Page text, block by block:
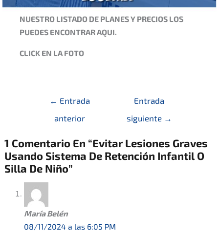
NUESTRO LISTADO DE PLANES Y PRECIOS LOS
PUEDES ENCONTRAR AQUI.
CLICK EN LA FOTO
Navegación
entradas
← Entrada
anterior
Entrada
siguiente →
1 Comentario En “Evitar Lesiones Graves
Usando Sistema De Retención Infantil O
Silla De Niño”
María Belén
08/11/2024 a las 6:05 PM